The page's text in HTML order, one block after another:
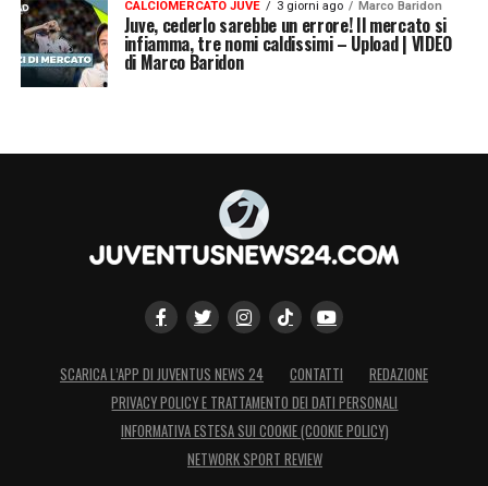
CALCIOMERCATO JUVE 3 giorni ago Marco Baridon
Juve, cederlo sarebbe un errore! Il mercato si
infiamma, tre nomi caldissimi – Upload | VIDEO
di Marco Baridon
SCARICA L’APP DI JUVENTUS NEWS 24 CONTATTI
REDAZIONE
PRIVACY POLICY E TRATTAMENTO DEI DATI PERSONALI
INFORMATIVA ESTESA SUI COOKIE (COOKIE POLICY)
NETWORK SPORT REVIEW